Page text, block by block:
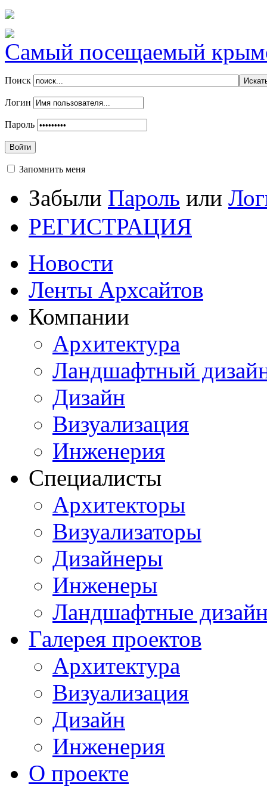
Самый посещаемый
Поиск
Логин
Пароль
Войти
Запомнить меня
Забыли Пароль или
РЕГИСТРАЦИЯ
Новости
Ленты Архсайтов
Компании
Архитектура
Ландшафтный
Дизайн
Визуализация
Инженерия
Специалисты
Архитекторы
Визуализаторы
Дизайнеры
Инженеры
Ландшафтные
Галерея проектов
Архитектура
Визуализация
Дизайн
Инженерия
О проекте